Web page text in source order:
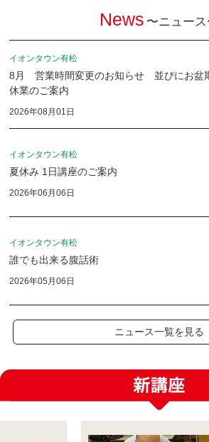
News 〜ニュース
イオンタウン有松
8月 営業時間変更のお知らせ 並びにお盆
休業のご案内
2026年08月01日
イオンタウン有松
夏休み 1日講座のご案内
2026年06月06日
イオンタウン有松
誰でも出来る腹話術
2026年05月06日
ニュース一覧を見る